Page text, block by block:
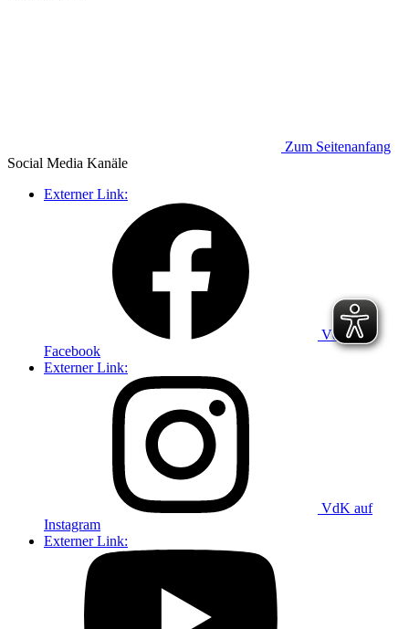
Zum Seitenanfang
Social Media Kanäle
Externer Link:
VdK auf
Facebook
Externer Link:
VdK auf
Instagram
Externer Link: